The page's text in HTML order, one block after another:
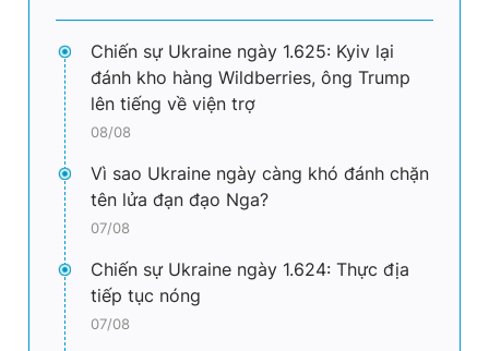
Chiến sự Ukraine ngày 1.625: Kyiv lại
đánh kho hàng Wildberries, ông Trump
lên tiếng về viện trợ
08/08
Vì sao Ukraine ngày càng khó đánh chặn
tên lửa đạn đạo Nga?
07/08
Chiến sự Ukraine ngày 1.624: Thực địa
tiếp tục nóng
07/08